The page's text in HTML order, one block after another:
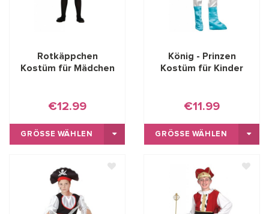
Rotkäppchen
Kostüm für Mädchen
€12.99
GRÖSSE WÄHLEN
König - Prinzen
Kostüm für Kinder
€11.99
GRÖSSE WÄHLEN